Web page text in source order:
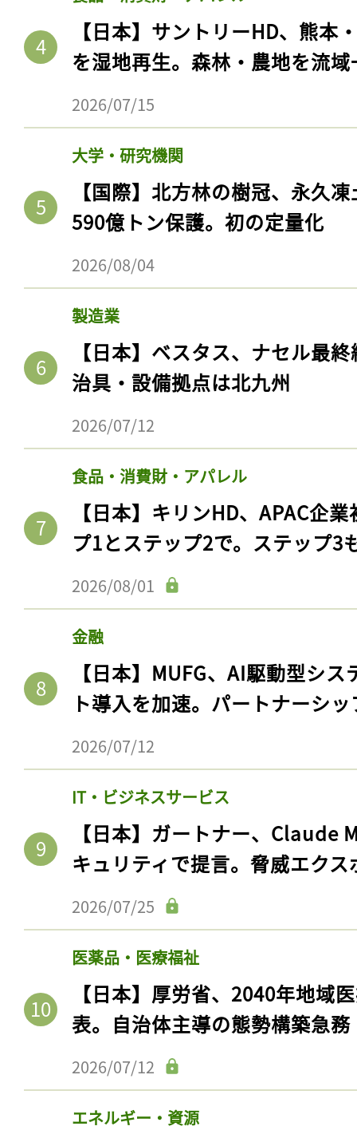
【日本】サントリーHD、熊本
を湿地再生。森林・農地を流
2026/07/15
大学・研究機関
【国際】北方林の樹冠、永久
590億トン保護。初の定量化
2026/08/04
製造業
【日本】ベスタス、ナセル最
治具・設備拠点は北九州
2026/07/12
食品・消費財・アパレル
【日本】キリンHD、APAC企
プ1とステップ2で。ステップ3
2026/08/01
金融
【日本】MUFG、AI駆動型シ
ト導入を加速。パートナーシ
2026/07/12
IT・ビジネスサービス
【日本】ガートナー、Claude
キュリティで提言。脅威エク
2026/07/25
医薬品・医療福祉
【日本】厚労省、2040年地域
表。自治体主導の態勢構築急務
2026/07/12
エネルギー・資源
記事をお気に入りに
ログインが必
ログイン